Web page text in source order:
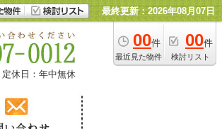
最終更新：2026年08月07日
00件
最近見た物件
00件
検討リスト
定休日：年中無休